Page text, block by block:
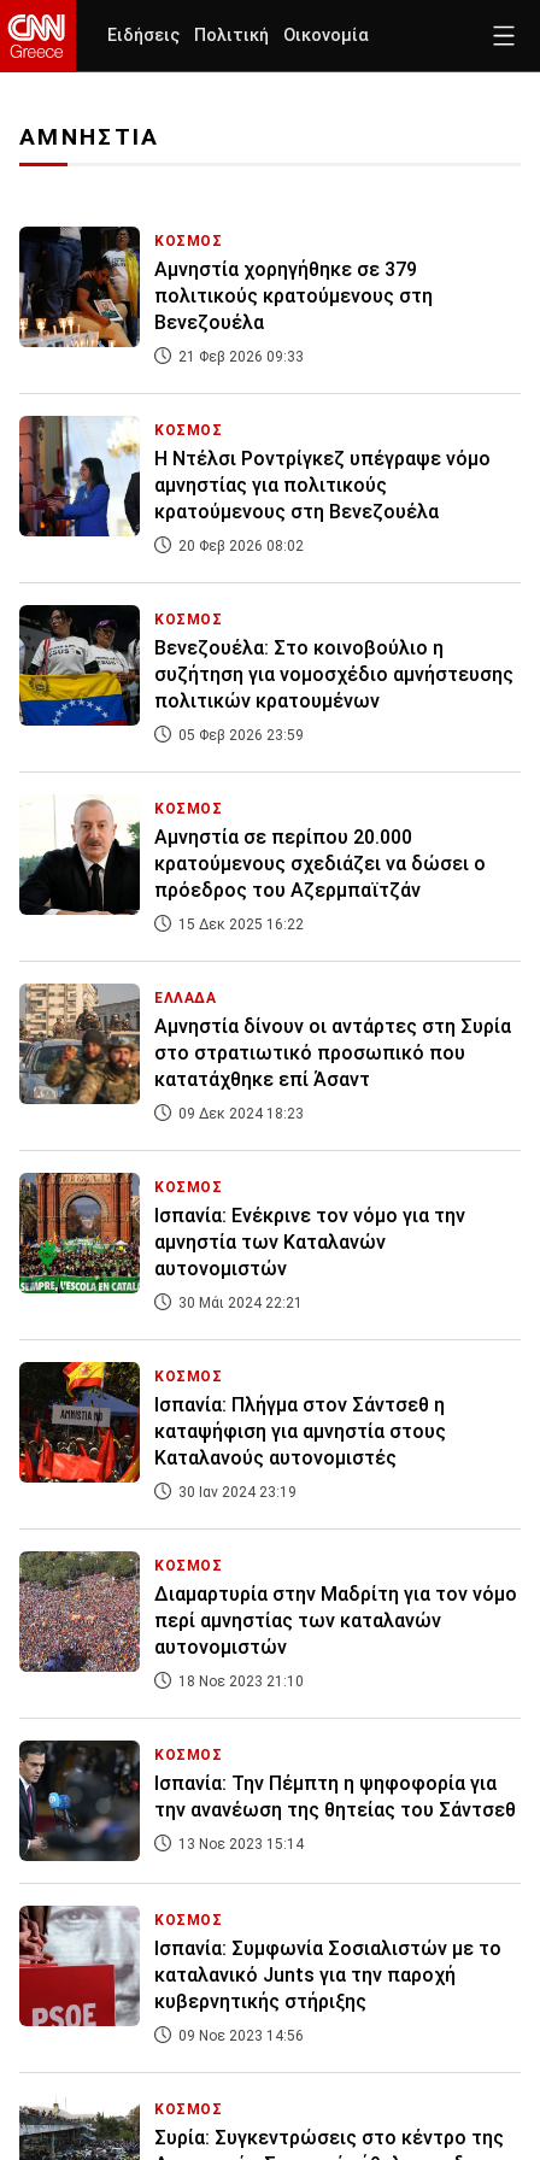
Ειδήσεις Πολιτική Οικονομία
ΑΜΝΗΣΤΙΑ
ΚΟΣΜΟΣ
Αμνηστία χορηγήθηκε σε 379
πολιτικούς κρατούμενους στη
Βενεζουέλα
21 Φεβ 2026 09:33
ΚΟΣΜΟΣ
Η Ντέλσι Ροντρίγκεζ υπέγραψε νόμο
αμνηστίας για πολιτικούς
κρατούμενους στη Βενεζουέλα
20 Φεβ 2026 08:02
ΚΟΣΜΟΣ
Βενεζουέλα: Στο κοινοβούλιο η
συζήτηση για νομοσχέδιο αμνήστευσης
πολιτικών κρατουμένων
05 Φεβ 2026 23:59
ΚΟΣΜΟΣ
Αμνηστία σε περίπου 20.000
κρατούμενους σχεδιάζει να δώσει ο
πρόεδρος του Αζερμπαϊτζάν
15 Δεκ 2025 16:22
ΕΛΛΑΔΑ
Αμνηστία δίνουν οι αντάρτες στη Συρία
στο στρατιωτικό προσωπικό που
κατατάχθηκε επί Άσαντ
09 Δεκ 2024 18:23
ΚΟΣΜΟΣ
Ισπανία: Ενέκρινε τον νόμο για την
αμνηστία των Καταλανών
αυτονομιστών
30 Μάι 2024 22:21
ΚΟΣΜΟΣ
Ισπανία: Πλήγμα στον Σάντσεθ η
καταψήφιση για αμνηστία στους
Καταλανούς αυτονομιστές
30 Ιαν 2024 23:19
ΚΟΣΜΟΣ
Διαμαρτυρία στην Μαδρίτη για τον νόμο
περί αμνηστίας των καταλανών
αυτονομιστών
18 Νοε 2023 21:10
ΚΟΣΜΟΣ
Ισπανία: Την Πέμπτη η ψηφοφορία για
την ανανέωση της θητείας του Σάντσεθ
13 Νοε 2023 15:14
ΚΟΣΜΟΣ
Ισπανία: Συμφωνία Σοσιαλιστών με το
καταλανικό Junts για την παροχή
κυβερνητικής στήριξης
09 Νοε 2023 14:56
ΚΟΣΜΟΣ
Συρία: Συγκεντρώσεις στο κέντρο της